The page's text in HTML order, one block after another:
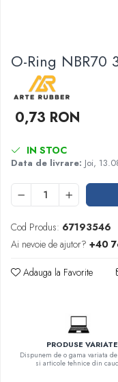
Pentru etansari cu gauri
prezoanelor (full face)
86071
Pentru flanse plate cu
DIN 2690
O-Ring NBR70
0,73 RON
IN STOC
Data de livrare: Joi,
Cod Produs: 67193546
Ai nevoie de ajutor? +40
Adauga la Favorite
PRODUSE VARIATE
Dispunem de o gama variata
si articole tehnice din